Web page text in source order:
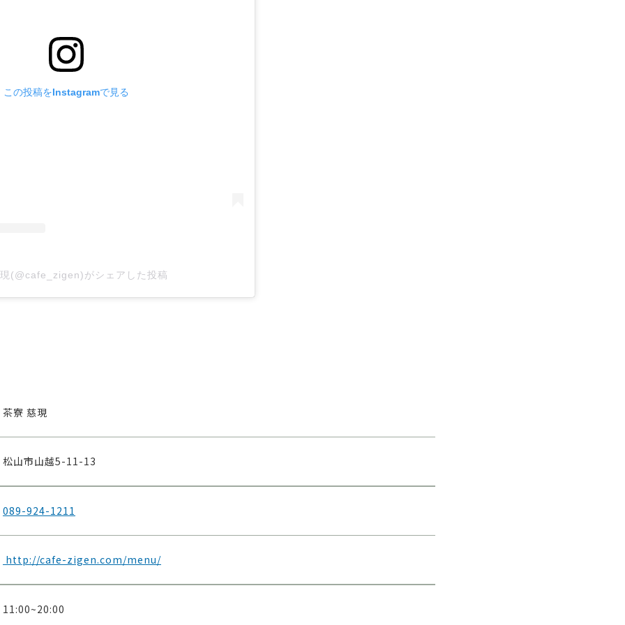
この投稿をInstagramで見る
(@cafe_zigen)がシェアした投稿
茶寮 慈現
松山市山越5-11-13
089-924-1211
http://cafe-zigen.com/menu/
11:00~20:00